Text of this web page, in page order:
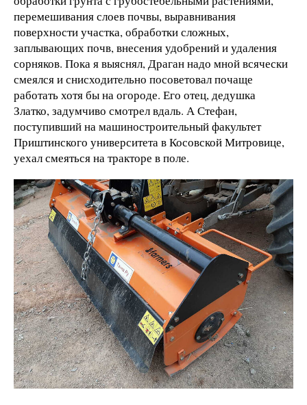
перемешивания слоев почвы, выравнивания
поверхности участка, обработки сложных,
заплывающих почв, внесения удобрений и удаления
сорняков. Пока я выяснял, Драган надо мной всячески
смеялся и снисходительно посоветовал почаще
работать хотя бы на огороде. Его отец, дедушка
Златко, задумчиво смотрел вдаль. А Стефан,
поступивший на машиностроительный факультет
Приштинского университета в Косовской Митровице,
уехал смеяться на тракторе в поле.